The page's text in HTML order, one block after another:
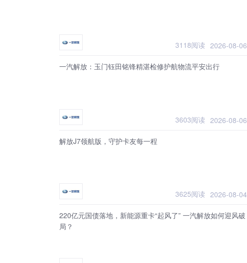
3118阅读 2026-08-06
一汽解放：玉门钰田铭锋精湛检修护航物流平安出行
3603阅读 2026-08-06
解放J7领航版，守护卡友每一程
3625阅读 2026-08-04
220亿元国债落地，新能源重卡“起风了” 一汽解放如何迎风破
局？